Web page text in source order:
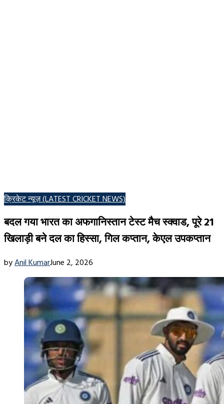
POSTED
क्रिकेट न्यूज़ (LATEST CRICKET NEWS)
बदल गया भारत का अफगानिस्तान टेस्ट मैच स्क्वाड, पूरे 21
खिलाड़ी बने दल का हिस्सा, गिल कप्तान, केएल उपकप्तान
byAnil KumarJune 2, 2026